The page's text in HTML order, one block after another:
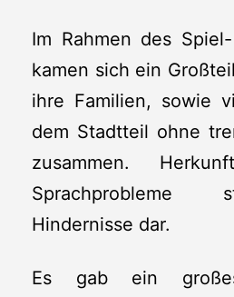
Im Rahmen des
kamen sich ein
ihre Familien, sowie
dem Stadtteil ohne
zusammen.
Sprachprobleme
Hindernisse dar.
Es gab ein